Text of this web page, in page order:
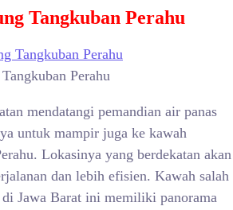
Tangkuban Perahu
Perahu
mendatangi pemandian air panas
untuk mampir juga ke kawah
Lokasinya yang berdekatan akan
dan lebih efisien. Kawah salah
Jawa Barat ini memiliki panorama